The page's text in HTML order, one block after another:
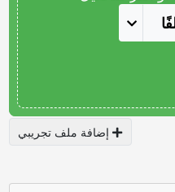
إضافة ملف تجريبي